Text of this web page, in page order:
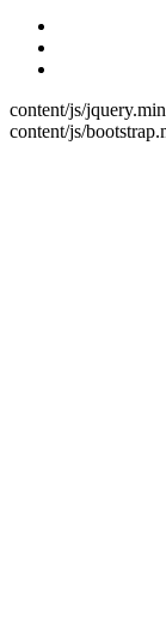
content/js/
content/js/